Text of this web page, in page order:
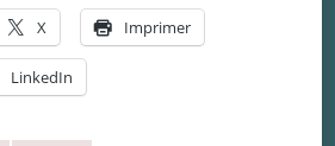
X Imprimer
LinkedIn